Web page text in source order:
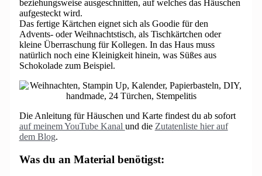
beziehungsweise ausgeschnitten, auf welches das Häuschen
aufgesteckt wird.
Das fertige Kärtchen eignet sich als Goodie für den
Advents- oder Weihnachtstisch, als Tischkärtchen oder
kleine Überraschung für Kollegen. In das Haus muss
natürlich noch eine Kleinigkeit hinein, was Süßes aus
Schokolade zum Beispiel.
Die Anleitung für Häuschen und Karte findest du ab sofort
auf meinem YouTube Kanal und die Zutatenliste hier auf
dem Blog.
Was du an Material benötigst: